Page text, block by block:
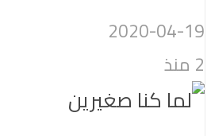
2020-04-19
2 منذ